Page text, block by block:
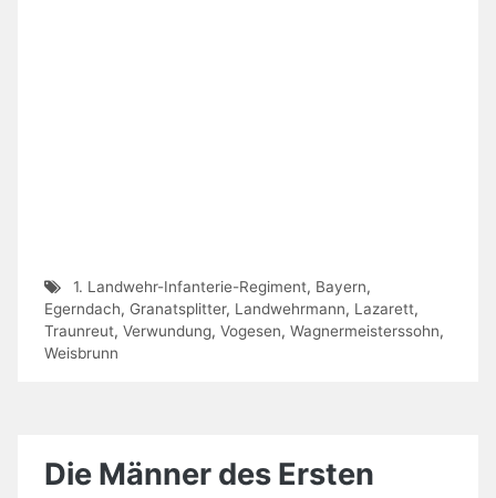
1. Landwehr-Infanterie-Regiment, Bayern,
Egerndach, Granatsplitter, Landwehrmann, Lazarett,
Traunreut, Verwundung, Vogesen, Wagnermeisterssohn,
Weisbrunn
Die Männer des Ersten